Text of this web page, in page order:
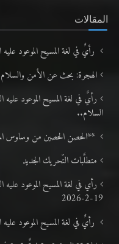
المقالات
رأيٌ في لغة المسيح الموعود عليه
الهجرة: بحث عن الأمن
السلام..
**الحصن الحصين من وساوس
متطلَّبات التّحريك الجديد
19-2-2026
رأيٌ في لغة المسيح الموعود عليه السلام ..1 في محنة اللغة